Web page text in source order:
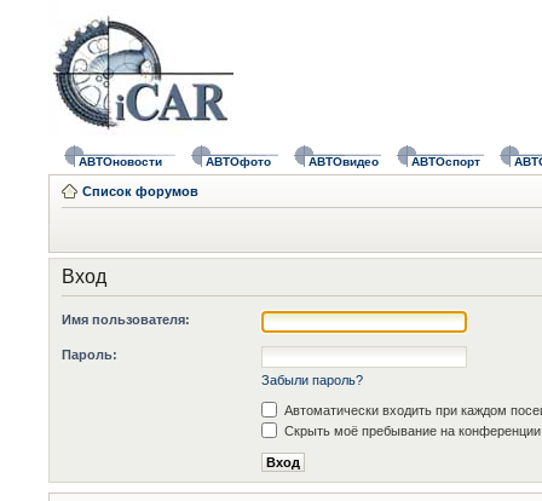
АВТОновости АВТОфото АВТОвидео АВТОспорт
Список форумов
Вход
Имя пользователя:
Пароль:
Забыли пароль?
Автоматически входить при каждом
Скрыть моё пребывание на конференции